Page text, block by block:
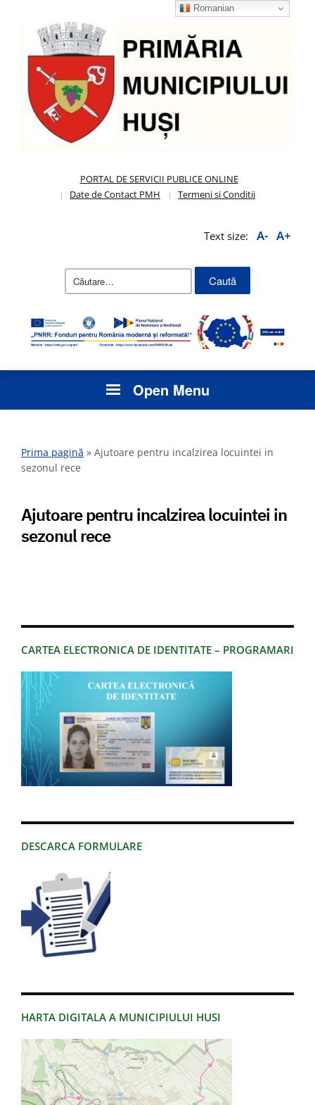
PORTAL DE SERVICII PUBLICE ONLINE
Date de Contact PMH
Termeni si Conditii
Text size: A- A+
Caută
Open Menu
Prima pagină » Ajutoare pentru incalzirea locuintei in
sezonul rece
CARTEA ELECTRONICA DE IDENTITATE – PROGRAMARI
DESCARCA FORMULARE
HARTA DIGITALA A MUNICIPIULUI HUSI
Ajutoare pentru incalzirea locuintei in
sezonul rece
Romanian